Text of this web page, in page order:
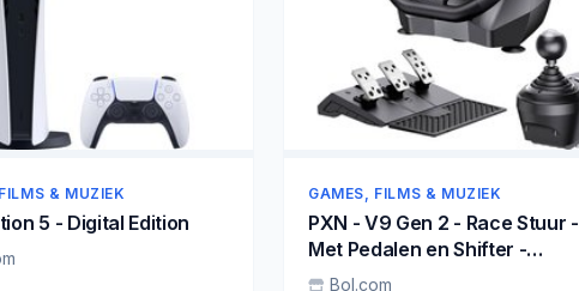
& MUZIEK
5 - Digital Edition
GAMES, FILMS & MUZIEK
PXN - V9 Gen 2 - Race Stuur -
Met Pedalen en Shifter -
270/900°- Game Stuur -
Bol.com